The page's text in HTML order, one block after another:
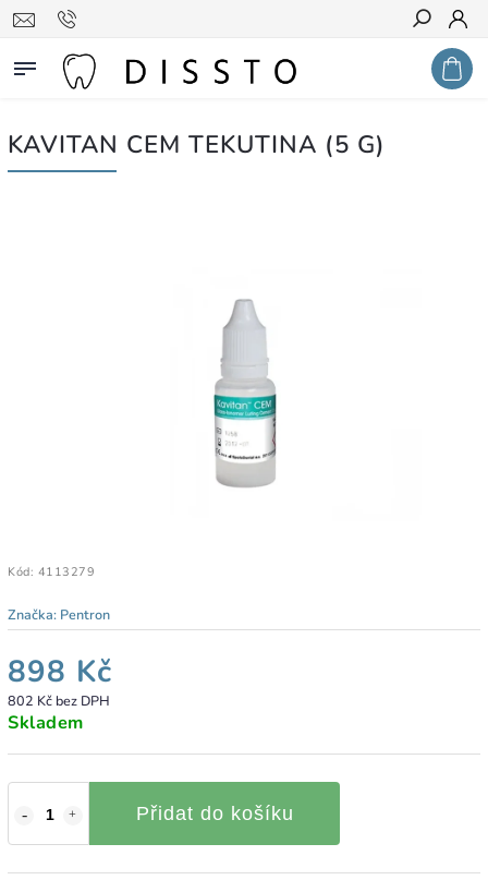
Hledat
KAVITAN CEM TEKUTINA (5 G)
Kód: 4113279
Značka: Pentron
898 Kč
802 Kč bez DPH
Skladem
Přidat do košíku